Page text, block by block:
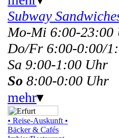
Subway
Mo-Mi 6:00-
Do/Fr 6:00-0:00/
Sa 9:00-1:00 Uhr
So 8:00-0:00 Uhr
mehr▾
• Reise-Auskunft •
Bäcker & Cafés